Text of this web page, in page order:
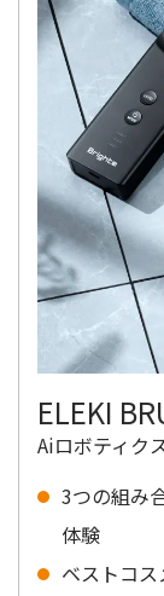
ELEKI
Aiロボティク
3つの組み
体験
ベストコ